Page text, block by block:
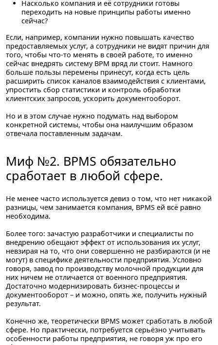
Насколько компания и её сотрудники готовы
переходить на новые принципы работы именно
сейчас?
Если, например, компании нужно повышать качество
предоставляемых услуг, а сотрудники не видят причин для
того, чтобы что-то менять в своей работе, то именно
сейчас внедрять систему BPM вряд ли стоит. Намного
больше пользы перемены принесут, когда есть цель
расширить список каналов взаимодействия с клиентами,
упростить сбор статистики и контроль обработки
клиентских запросов, ускорить документооборот.
Но и в этом случае нужно подумать над выбором
конкретной системы, чтобы она наилучшим образом
отвечала поставленным задачам.
Миф №2. BPMS обязательно
сработает в любой сфере.
Не менее часто используется девиз о том, что нет никакой
разницы, чем занимается компания, BPMS ей всё равно
необходима.
Более того: зачастую разработчики и специалисты по
внедрению обещают эффект от использования их услуг,
невзирая на то, что они совершенно не разбираются (и не
могут) в специфике деятельности предприятия. Условно
говоря, завод по производству молочной продукции для
них ничем не отличается от военного предприятия.
Достаточно модернизировать бизнес-процессы и
документооборот – и можно, опять же, получить нужный
результат.
Конечно же, теоретически BPMS может сработать в любой
сфере. Но практически, потребуется серьёзно учитывать
особенности работы предприятия, не говоря уж про его